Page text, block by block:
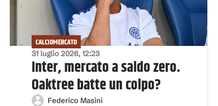
31 luglio 2026, 12:23
CALCIOMERCATO
Inter, mercato a saldo zero.
Oaktree batte un colpo?
Federico Masini